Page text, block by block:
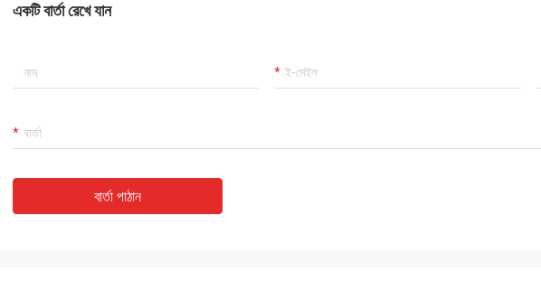
একটি বার্তা রেখে যান
বার্তা পাঠান